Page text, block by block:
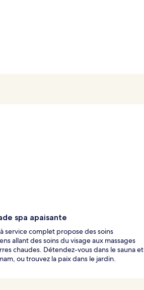
spa apaisante
service complet propose des soins
allant des soins du visage aux massages
chaudes. Détendez-vous dans le sauna et
ou trouvez la paix dans le jardin.